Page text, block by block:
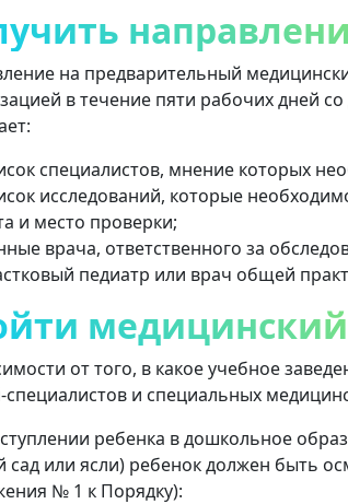
на предварительный
в течение пяти рабочих дней
специалистов, мнение которых
исследований, которые
и место проверки;
врача, ответственного за
педиатр или врач общей
от того, в какое учебное
специалистов и специальных
ребенка в дошкольное
сад или ясли) ребенок должен быть
№ 1 к Порядку):